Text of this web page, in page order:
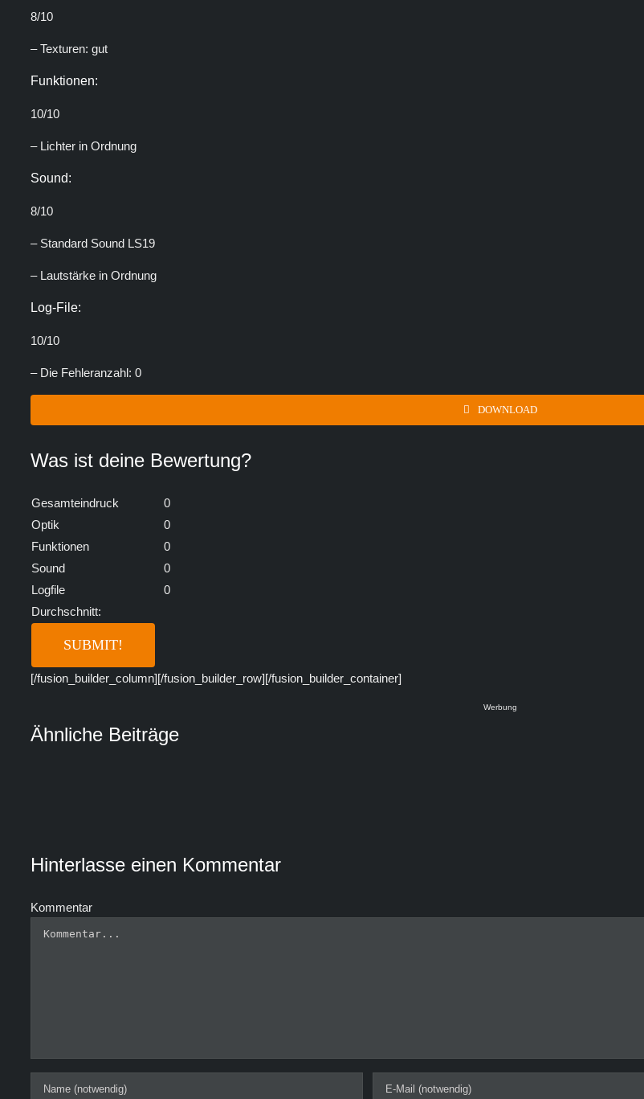
8/10
– Texturen: gut
Funktionen:
10/10
– Lichter in Ordnung
Sound:
8/10
– Standard Sound LS19
– Lautstärke in Ordnung
Log-File:
10/10
– Die Fehleranzahl: 0
DOWNLOAD
Was ist deine Bewertung?
Gesamteindruck
0
Optik
0
Funktionen
0
Sound
0
Logfile
0
Durchschnitt:
[/fusion_builder_column][/fusion_builder_row][/fusion_builder_container]
Werbung
Ähnliche Beiträge
Hinterlasse einen Kommentar
Kommentar